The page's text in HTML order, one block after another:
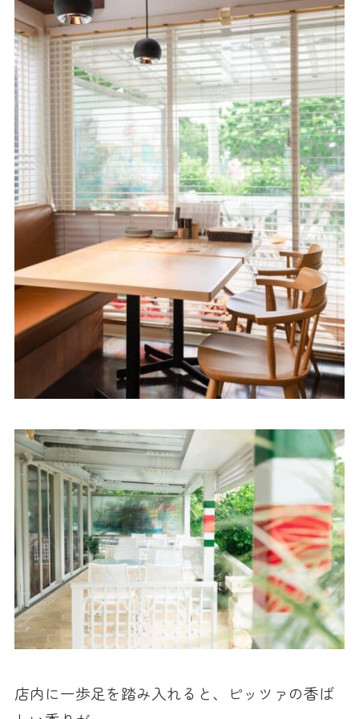
店内に一歩足を踏み入れると、ピッツァの香ば